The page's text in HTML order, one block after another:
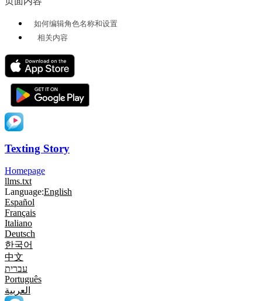
如何编辑角色名称和设置
相关内容
Texting Story
Homepage
llms.txt
Language:English
Español
Français
Italiano
Deutsch
한국어
中文
עברית
Português
العربية